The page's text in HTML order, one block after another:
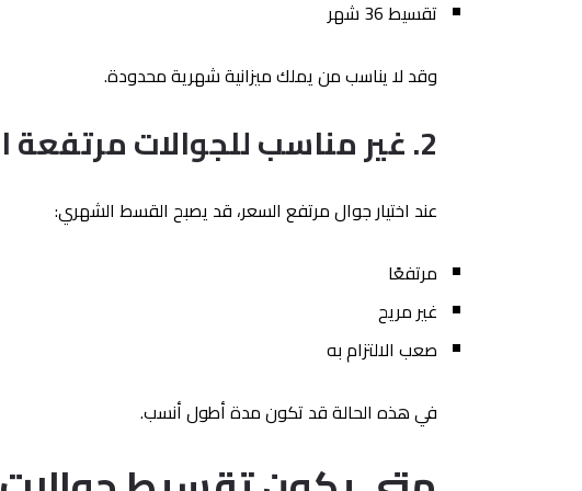
تقسيط 36 شهر
وقد لا يناسب من يملك ميزانية شهرية محدودة.
2. غير مناسب للجوالات مرتفعة السعر
عند اختيار جوال مرتفع السعر، قد يصبح القسط الشهري:
مرتفعًا
غير مريح
صعب الالتزام به
في هذه الحالة قد تكون مدة أطول أنسب.